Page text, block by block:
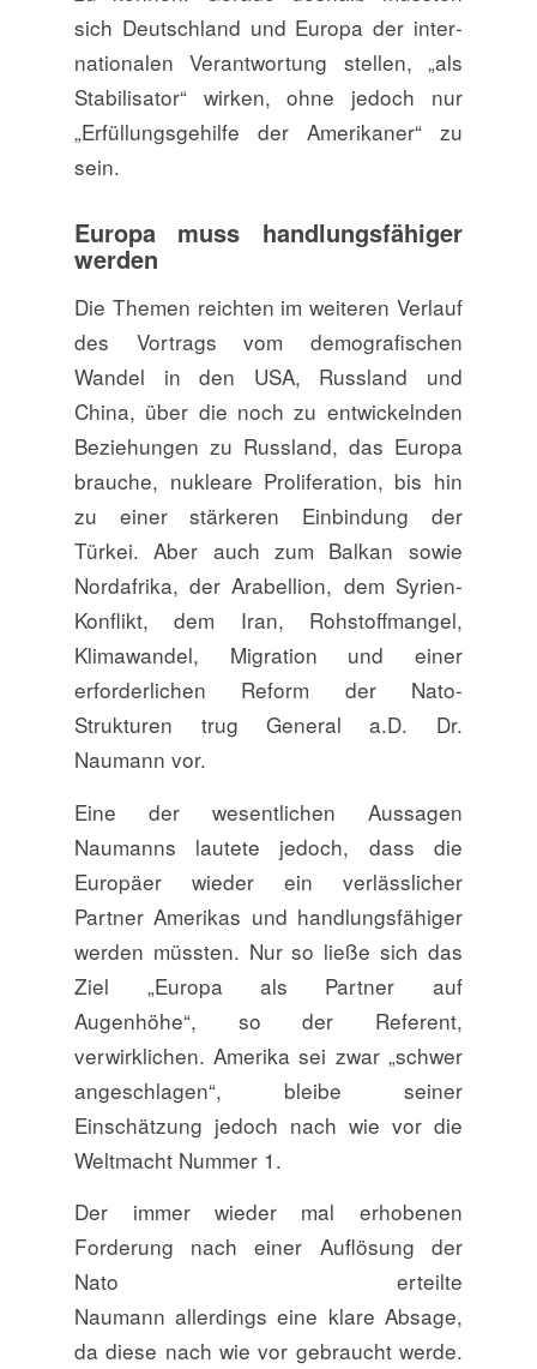
sich Deutschland und Europa der inter­
nati­onalen Verantwortung stellen, „als
Stabilisator“ wirken, ohne jedoch nur
„Erfüllungsgehilfe der Amerikaner“ zu
sein.
Europa muss handlungsfähiger
werden
Die Themen reichten im weiteren Verlauf
des Vortrags vom demografischen
Wandel in den USA, Russland und
China, über die noch zu entwickelnden
Beziehungen zu Russland, das Europa
brauche, nukleare Proliferation, bis hin
zu einer stärkeren Einbindung der
Türkei. Aber auch zum Balkan sowie
Nordafrika, der Arabellion, dem Syrien-
Konflikt, dem Iran, Rohstoffmangel,
Klimawandel, Migration und einer
erforder­lichen Reform der Nato-
Strukturen trug General a.D. Dr.
Naumann vor.
Eine der wesentlichen Aussagen
Naumanns lautete jedoch, dass die
Europäer wieder ein verlässlicher
Partner Amerikas und hand­lungs­fähiger
werden müssten. Nur so ließe sich das
Ziel „Europa als Partner auf
Augenhöhe“, so der Referent,
verwirklichen. Amerika sei zwar „schwer
angeschlagen“, bleibe seiner
Einschätzung jedoch nach wie vor die
Weltmacht Nummer 1.
Der immer wieder mal erhobenen
Forderung nach einer Auflösung der
Nato erteilte
Naumann allerdings eine klare Absage,
da diese nach wie vor gebraucht werde.